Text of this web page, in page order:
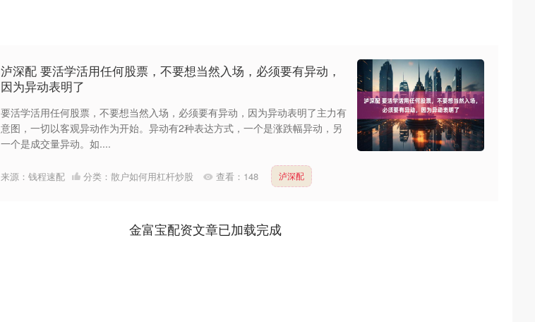
泸深配 要活学活用任何股票，不要想当然入场，必须要有异动，
因为异动表明了
要活学活用任何股票，不要想当然入场，必须要有异动，因为异动表明了主力有
意图，一切以客观异动作为开始。异动有2种表达方式，一个是涨跌幅异动，另
一个是成交量异动。如....
来源：钱程速配 分类： 散户如何用杠杆炒股 查看： 148 泸深配
金富宝配资文章已加载完成